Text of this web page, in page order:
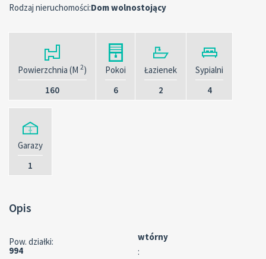
Rodzaj nieruchomości:Dom wolnostojący
Powierzchnia (M 2)
160
Pokoi
6
Łazienek
2
Sypialni
4
Garazy
1
Opis
Pow. działki:
994
wtórny
: